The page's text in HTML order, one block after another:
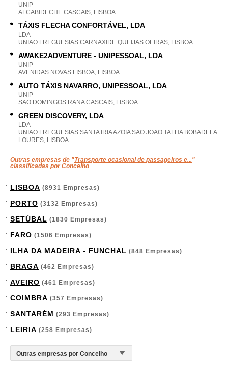
UNIP
ALCABIDECHE CASCAIS, LISBOA
TÁXIS FLECHA CONFORTÁVEL, LDA
LDA
UNIAO FREGUESIAS CARNAXIDE QUEIJAS OEIRAS, LISBOA
AWAKE2ADVENTURE - UNIPESSOAL, LDA
UNIP
AVENIDAS NOVAS LISBOA, LISBOA
AUTO TÁXIS NAVARRO, UNIPESSOAL, LDA
UNIP
SAO DOMINGOS RANA CASCAIS, LISBOA
GREEN DISCOVERY, LDA
LDA
UNIAO FREGUESIAS SANTA IRIA AZOIA SAO JOAO TALHA BOBADELA
LOURES, LISBOA
Outras empresas de "Transporte ocasional de passageiros e..."
classificadas por Concelho
LISBOA (8931 Empresas)
PORTO (3132 Empresas)
SETÚBAL (1830 Empresas)
FARO (1506 Empresas)
ILHA DA MADEIRA - FUNCHAL (848 Empresas)
BRAGA (462 Empresas)
AVEIRO (461 Empresas)
COIMBRA (357 Empresas)
SANTARÉM (293 Empresas)
LEIRIA (258 Empresas)